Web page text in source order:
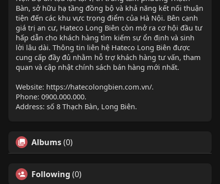
Bàn, sở hữu hạ tầng đồng bộ và khả năng kết nối thuận
tiện đến các khu vực trọng điểm của Hà Nội. Bên cạnh
giá trị an cư, Hateco Long Biên còn mở ra cơ hội đầu tư
hấp dẫn cho khách hàng tìm kiếm sự ổn định và sinh
lời lâu dài. Thông tin liên hệ Hateco Long Biên được
cung cấp đầy đủ nhằm hỗ trợ khách hàng tư vấn, tham
quan và cập nhật chính sách bán hàng mới nhất.
Website: https://hatecolongbien.com.vn/.
Phone: 0900.000.000.
Address: số 8 Thạch Bàn, Long Biên.
Albums(0)
Following (0)